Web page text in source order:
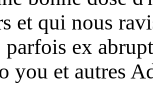
et qui nous
parfois ex
you et autres